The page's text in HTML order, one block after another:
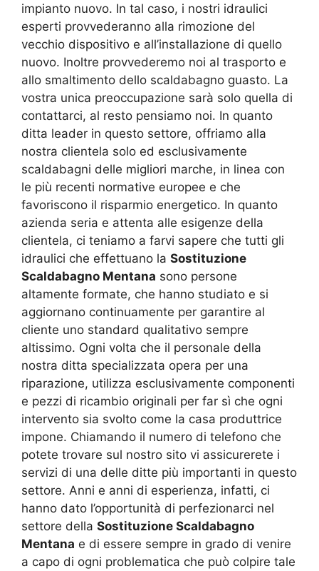
impianto nuovo. In tal caso, i nostri idraulici
esperti provvederanno alla rimozione del
vecchio dispositivo e all’installazione di quello
nuovo. Inoltre provvederemo noi al trasporto e
allo smaltimento dello scaldabagno guasto. La
vostra unica preoccupazione sarà solo quella di
contattarci, al resto pensiamo noi. In quanto
ditta leader in questo settore, offriamo alla
nostra clientela solo ed esclusivamente
scaldabagni delle migliori marche, in linea con
le più recenti normative europee e che
favoriscono il risparmio energetico. In quanto
azienda seria e attenta alle esigenze della
clientela, ci teniamo a farvi sapere che tutti gli
idraulici che effettuano la Sostituzione
Scaldabagno Mentana sono persone
altamente formate, che hanno studiato e si
aggiornano continuamente per garantire al
cliente uno standard qualitativo sempre
altissimo. Ogni volta che il personale della
nostra ditta specializzata opera per una
riparazione, utilizza esclusivamente componenti
e pezzi di ricambio originali per far sì che ogni
intervento sia svolto come la casa produttrice
impone. Chiamando il numero di telefono che
potete trovare sul nostro sito vi assicurerete i
servizi di una delle ditte più importanti in questo
settore. Anni e anni di esperienza, infatti, ci
hanno dato l’opportunità di perfezionarci nel
settore della Sostituzione Scaldabagno
Mentana e di essere sempre in grado di venire
a capo di ogni problematica che può colpire tale